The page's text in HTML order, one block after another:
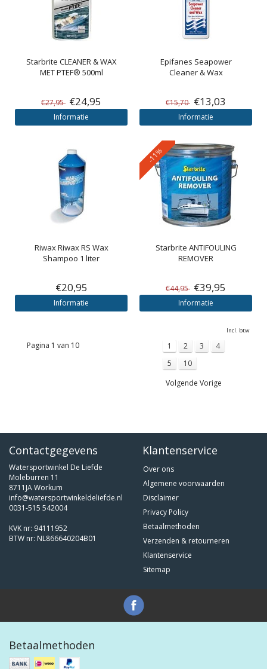
Starbrite CLEANER & WAX
MET PTEF® 500ml
€27,95 €24,95
Informatie
Epifanes Seapower
Cleaner & Wax
€15,70 €13,03
Informatie
RiwaxRiwax RS Wax
Shampoo 1 liter
€20,95
Informatie
-11%
Starbrite ANTIFOULING
REMOVER
€44,95 €39,95
Informatie
Incl. btw
Pagina 1 van 10 1 2 3
4
5
10
Volgende Vorige
Contactgegevens
Watersportwinkel De Liefde
Moleburren 11
8711JA Workum
info@watersportwinkeldeliefde.nl
0031-515 542004
KVK nr: 94111952
BTW nr: NL866640204B01
Klantenservice
Over ons
Algemene voorwaarden
Disclaimer
Privacy Policy
Betaalmethoden
Verzenden & retourneren
Klantenservice
Sitemap
Betaalmethoden